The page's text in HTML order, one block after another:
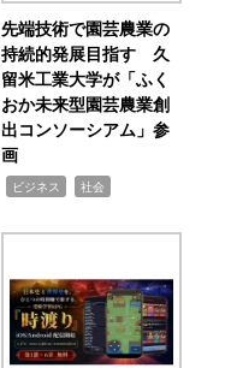
先端技術で園芸農業の
持続的発展目指す 久
留米工業大学が「ふく
おか未来型園芸農業創
出コンソーシアム」参
画
ビジネス 社会